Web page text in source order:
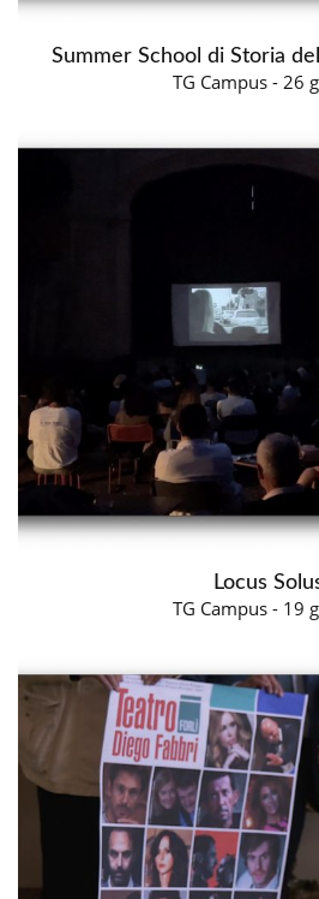
Summer School di Storia
TG Campus - 26
Locus
TG Campus - 19